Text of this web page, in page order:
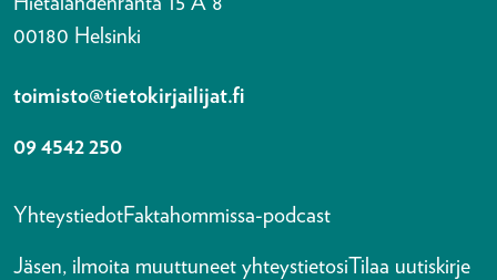
00180 Helsinki
toimisto@tietokirjailijat.fi
09 4542 250
YhteystiedotFaktahommissa-podcast
Jäsen, ilmoita muuttuneet yhteystietosi Tilaa uutiskirje